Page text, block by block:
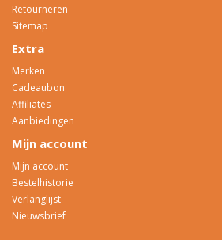
Retourneren
Sitemap
Extra
Merken
Cadeaubon
Affiliates
Aanbiedingen
Mijn account
Mijn account
Bestelhistorie
Verlanglijst
Nieuwsbrief